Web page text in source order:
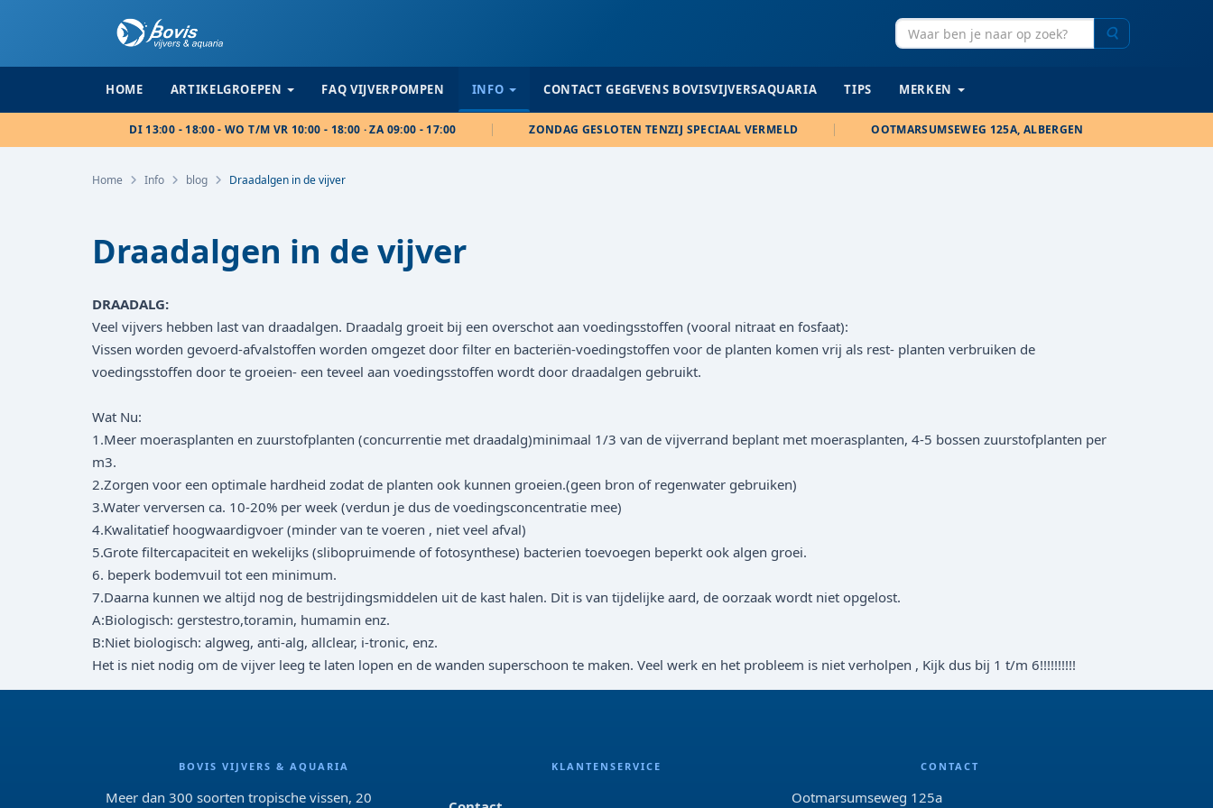
HOME ARTIKELGROEPEN FAQ VIJVERPOMPEN INFO CONTACT GEGEVENS BOVISVIJVERSAQUARIA TIPS MERKEN
DI 13:00 - 18:00 - WO T/M VR 10:00 - 18:00 · ZA 09:00 - 17:00 ZONDAG GESLOTEN TENZIJ SPECIAAL VERMELD OOTMARSUMSEWEG 125A, ALBERGEN
Home Info blog Draadalgen in de vijver
Draadalgen in de vijver
DRAADALG:
Veel vijvers hebben last van draadalgen. Draadalg groeit bij een overschot aan voedingsstoffen (vooral nitraat en fosfaat):
Vissen worden gevoerd-afvalstoffen worden omgezet door filter en bacteriën-voedingstoffen voor de planten komen vrij als rest- planten verbruiken de
voedingsstoffen door te groeien- een teveel aan voedingsstoffen wordt door draadalgen gebruikt.
Wat Nu:
1.Meer moerasplanten en zuurstofplanten (concurrentie met draadalg)minimaal 1/3 van de vijverrand beplant met moerasplanten, 4-5 bossen zuurstofplanten per
m3.
2.Zorgen voor een optimale hardheid zodat de planten ook kunnen groeien.(geen bron of regenwater gebruiken)
3.Water verversen ca. 10-20% per week (verdun je dus de voedingsconcentratie mee)
4.Kwalitatief hoogwaardigvoer (minder van te voeren , niet veel afval)
5.Grote filtercapaciteit en wekelijks (slibopruimende of fotosynthese) bacterien toevoegen beperkt ook algen groei.
6. beperk bodemvuil tot een minimum.
7.Daarna kunnen we altijd nog de bestrijdingsmiddelen uit de kast halen. Dit is van tijdelijke aard, de oorzaak wordt niet opgelost.
A:Biologisch: gerstestro,toramin, humamin enz.
B:Niet biologisch: algweg, anti-alg, allclear, i-tronic, enz.
Het is niet nodig om de vijver leeg te laten lopen en de wanden superschoon te maken. Veel werk en het probleem is niet verholpen , Kijk dus bij 1 t/m 6!!!!!!!!!!
BOVIS VIJVERS & AQUARIA
Meer dan 300 soorten tropische vissen, 20
KLANTENSERVICE CONTACT
Ootmarsumseweg 125a